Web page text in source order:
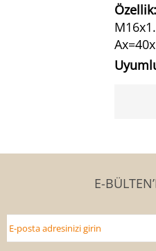
Özellik:
E-